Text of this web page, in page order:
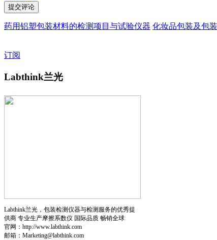
药用铝塑包装材料的检测项目与试验仪器 化妆品包装及包
订阅
Labthink兰光
Labthink兰光，包装检测仪器与检测服务的优秀提
供商 专业生产摩擦系数仪 国际品质 畅销全球
官网：http://www.labthink.com
邮箱：Marketing@labthink.com